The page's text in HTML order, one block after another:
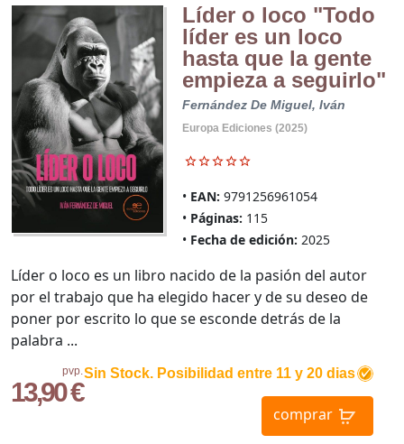
Líder o loco "Todo
líder es un loco
hasta que la gente
empieza a seguirlo"
Fernández De Miguel, Iván
Europa Ediciones (2025)
EAN: 9791256961054
Páginas: 115
Fecha de edición: 2025
pvp.
13,90 €
Sin Stock. Posibilidad entre 11 y 20 dias
comprar
Líder o loco es un libro nacido de la pasión del autor
por el trabajo que ha elegido hacer y de su deseo de
poner por escrito lo que se esconde detrás de la
palabra ...